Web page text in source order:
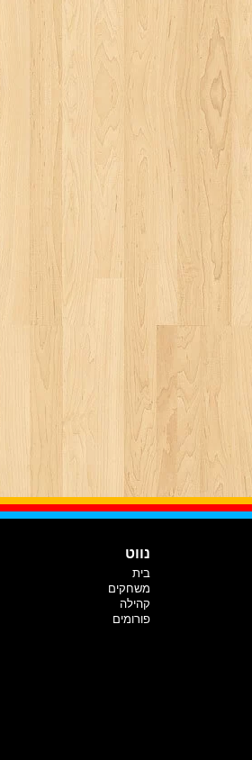
נווט
בית
משחקים
קהילה
פורומים